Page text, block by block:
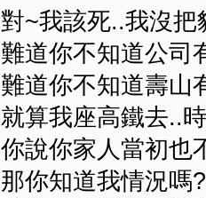
對~我該死..我沒把
難道你不知道公司
難道你不知道壽山
就算我座高鐵去..
你說你家人當初也
那你知道我情況嗎?